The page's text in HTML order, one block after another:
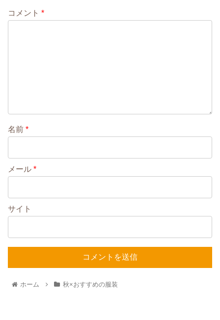
コメント *
名前 *
メール *
サイト
ホーム 秋×おすすめの服装